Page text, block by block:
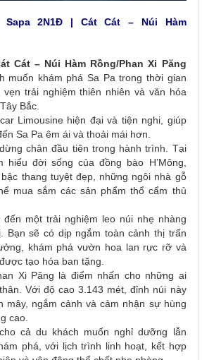
2N1Đ | Cát Cát – Núi Hàm
Cát – Núi Hàm Rồng/Phan Xi Păng
muốn khám phá Sa Pa trong thời gian
trải nghiệm thiên nhiên và văn hóa
Bắc.
Limousine hiện đại và tiện nghi, giúp
Sa Pa êm ái và thoải mái hơn.
chân đầu tiên trong hành trình. Tại
hiểu đời sống của đồng bào H’Mông,
thang tuyệt đẹp, những ngôi nhà gỗ
mua sắm các sản phẩm thổ cẩm thủ
đến một trải nghiệm leo núi nhẹ nhàng
Bạn sẽ có dịp ngắm toàn cảnh thị trấn
khám phá vườn hoa lan rực rỡ và
tạo hóa ban tặng.
Xi Păng là điểm nhấn cho những ai
Với độ cao 3.143 mét, đỉnh núi này
mây, ngắm cảnh và cảm nhận sự hùng
cao.
cả du khách muốn nghỉ dưỡng lẫn
phá, với lịch trình linh hoạt, kết hợp